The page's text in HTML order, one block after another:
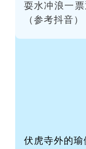
耍水冲浪一
（参考抖音）
伏虎寺外的